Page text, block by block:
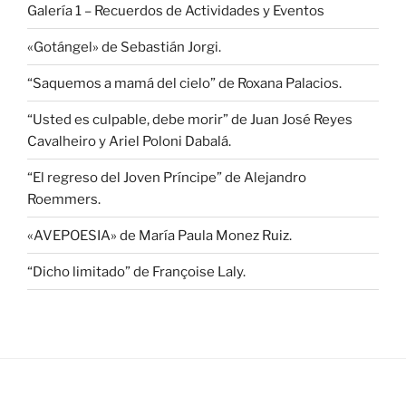
Galería 1 – Recuerdos de Actividades y Eventos
«Gotángel» de Sebastián Jorgi.
“Saquemos a mamá del cielo” de Roxana Palacios.
“Usted es culpable, debe morir” de Juan José Reyes
Cavalheiro y Ariel Poloni Dabalá.
“El regreso del Joven Príncipe” de Alejandro
Roemmers.
«AVEPOESIA» de María Paula Monez Ruiz.
“Dicho limitado” de Françoise Laly.